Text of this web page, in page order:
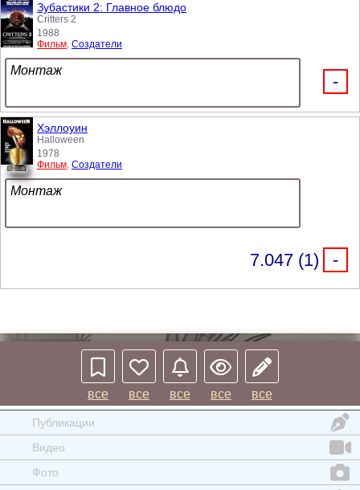
Зубастики 2: Главное блюдо
Critters 2
1988
Фильм, Создатели
Монтаж
-
Хэллоуин
Halloween
1978
Фильм, Создатели
Монтаж
7.047 (1) -
все все все все все
Публикации
Видео
Фото